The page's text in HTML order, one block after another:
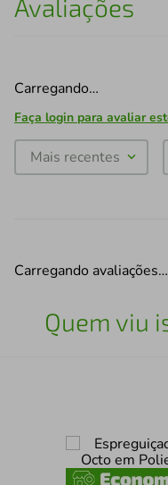
Avaliações
Carregando…
Faça login para avaliar
Mais recentes
Carregando avaliações…
Quem viu